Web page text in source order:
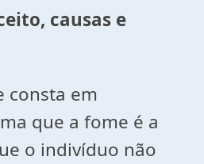
causas e
consta em
que a fome é a
o indivíduo não